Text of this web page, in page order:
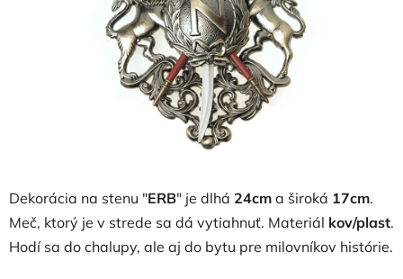
Dekorácia na stenu "ERB" je dlhá 24cm a široká 17cm.
Meč, ktorý je v strede sa dá vytiahnuť. Materiál kov/plast.
Hodí sa do chalupy, ale aj do bytu pre milovníkov histórie.